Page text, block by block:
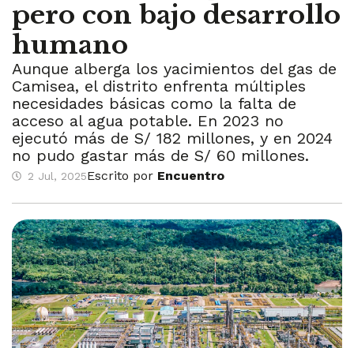
pero con bajo desarrollo
humano
Aunque alberga los yacimientos del gas de
Camisea, el distrito enfrenta múltiples
necesidades básicas como la falta de
acceso al agua potable. En 2023 no
ejecutó más de S/ 182 millones, y en 2024
no pudo gastar más de S/ 60 millones.
2 Jul, 2025Escrito por Encuentro